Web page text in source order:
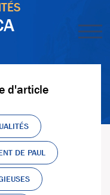
d'article
DE PAUL